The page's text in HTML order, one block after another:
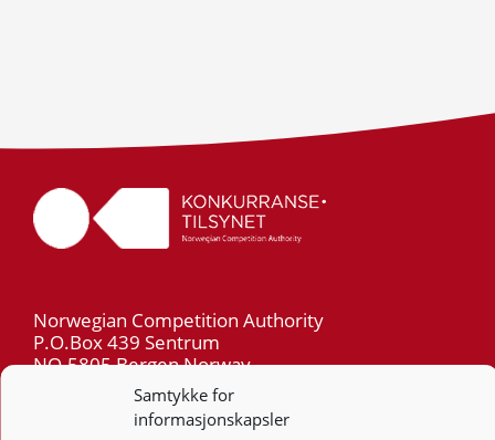
Samtykke for
informasjonskapsler
Norwegian Competition Authority
P.O.Box 439 Sentrum
NO-5805 Bergen Norway
Org.nr: 974 761 246